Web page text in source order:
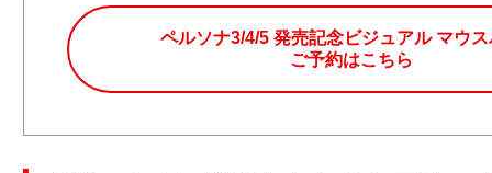
ペルソナ3/4/5 発売記念ビジュアル マウ
ご予約はこちら